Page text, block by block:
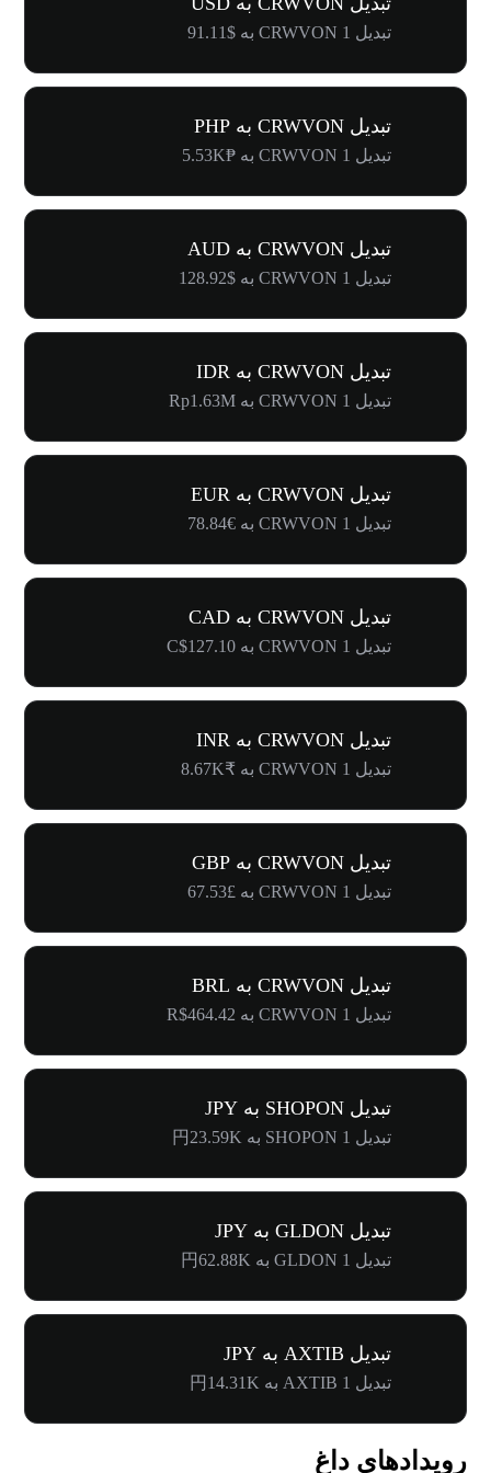
تبدیل 1 CRWVON به $91.11
تبدیل CRWVON به PHP
تبدیل 1 CRWVON به ₱5.53K
تبدیل CRWVON به AUD
تبدیل 1 CRWVON به $128.92
تبدیل CRWVON به IDR
تبدیل 1 CRWVON به Rp1.63M
تبدیل CRWVON به EUR
تبدیل 1 CRWVON به €78.84
تبدیل CRWVON به CAD
تبدیل 1 CRWVON به C$127.10
تبدیل CRWVON به INR
تبدیل 1 CRWVON به ₹8.67K
تبدیل CRWVON به GBP
تبدیل 1 CRWVON به £67.53
تبدیل CRWVON به BRL
تبدیل 1 CRWVON به R$464.42
تبدیل SHOPON به JPY
تبدیل 1 SHOPON به 円23.59K
تبدیل GLDON به JPY
تبدیل 1 GLDON به 円62.88K
تبدیل AXTIB به JPY
تبدیل 1 AXTIB به 円14.31K
رویدادهای داغ